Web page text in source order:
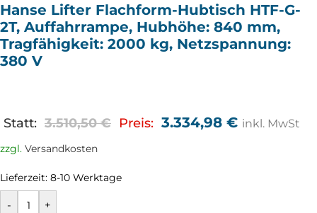
Hanse Lifter Flachform-Hubtisch HTF-G-
2T, Auffahrrampe, Hubhöhe: 840 mm,
Tragfähigkeit: 2000 kg, Netzspannung:
380 V
Statt: 3.510,50€ Preis: 3.334,98 € inkl. MwSt
zzgl. Versandkosten
Lieferzeit: 8-10 Werktage
- +